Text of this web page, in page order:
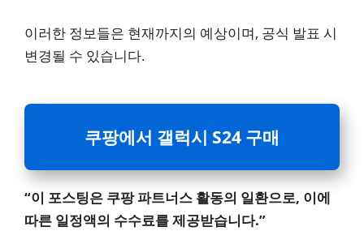
이러한 정보들은 현재까지의 예상이며, 공식 발표 시
변경될 수 있습니다.
쿠팡에서 갤럭시 S24 구매
“이 포스팅은 쿠팡 파트너스 활동의 일환으로, 이에
따른 일정액의 수수료를 제공받습니다.”